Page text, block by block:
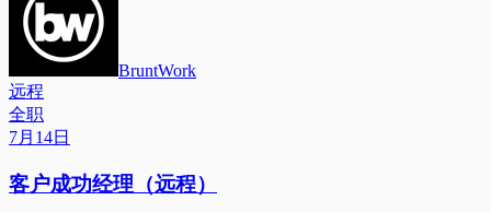
BruntWork
远程
全职
7月14日
客户成功经理（远程）